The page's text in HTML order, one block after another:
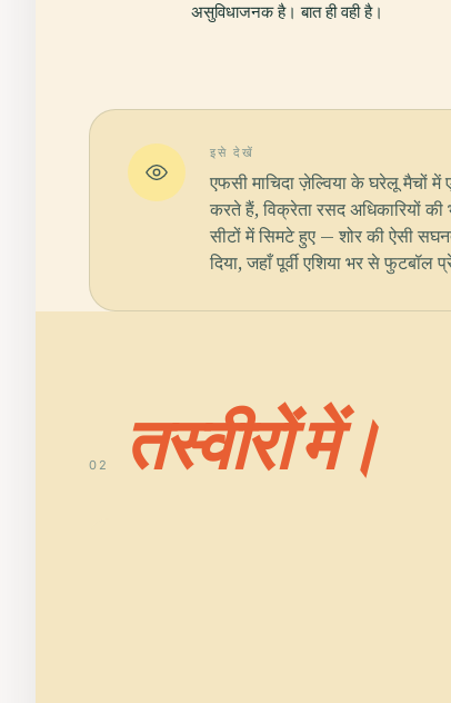
असुविधाजनक है। बात ही वही है।
इसे देखें
एफसी माचिदा ज़ेल्विया के घरेलू मैचों
करते हैं, विक्रेता रसद अधिकारियों की
सीटों में सिमटे हुए — शोर की ऐसी
दिया, जहाँ पूर्वी एशिया भर से
02 तस्वीरों में।